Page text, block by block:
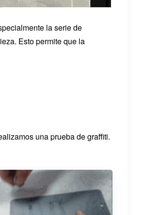
la serie de
Esto permite que la
una prueba de graffiti.